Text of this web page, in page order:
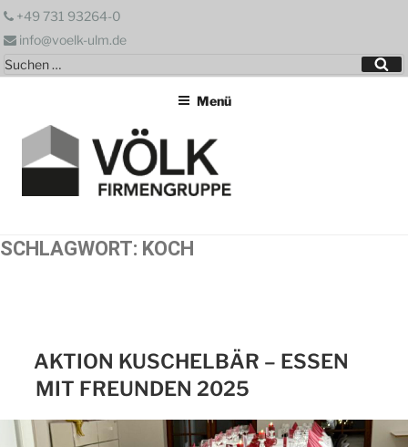
Zum
springen
+49 731 93264-0
info@voelk-ulm.de
Suchen
nach:
Menü
SCHLAGWORT: KOCH
AKTION KUSCHELBÄR – ESSEN
MIT FREUNDEN 2025